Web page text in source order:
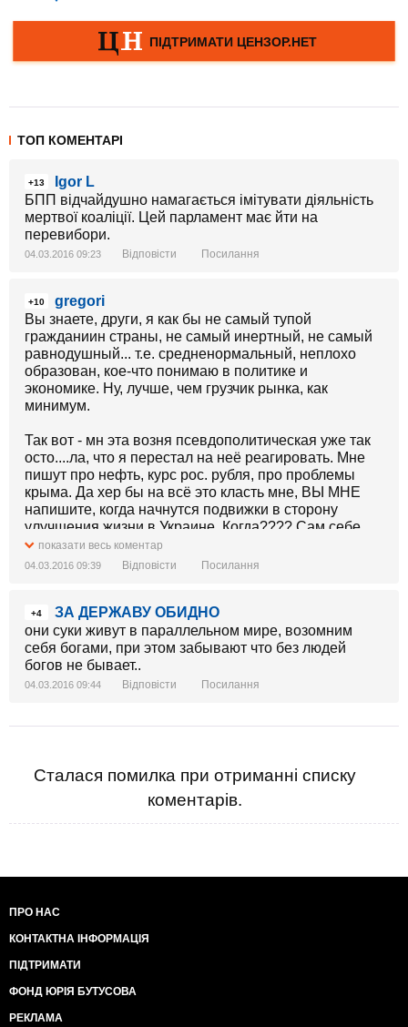
ТОП КОМЕНТАРІ
+13
Igor L
БПП відчайдушно намагається імітувати діяльність
мертвої коаліції. Цей парламент має йти на
перевибори.
04.03.2016 09:23 Відповісти Посилання
+10
gregori
Вы знаете, други, я как бы не самый тупой
гражданиин страны, не самый инертный, не самый
равнодушный... т.е. средненормальный, неплохо
образован, кое-что понимаю в политике и
экономике. Ну, лучше, чем грузчик рынка, как
минимум.
Так вот - мн эта возня псевдополитическая уже так
осто....ла, что я перестал на неё реагировать. Мне
пишут про нефть, курс рос. рубля, про проблемы
крыма. Да хер бы на всё это класть мне, ВЫ МНЕ
напишите, когда начнутся подвижки в сторону
улучшения жизни в Украине. Когда???? Сам себе
отвечаю - при нынешних - никогда. И тут - либо
впасть в апатию, что многие и делают, либо - снова
омерзительно, что новости из правительства и рады
просто вызывают тошноту. Пардон, но уже никакого
патриотизма не хватает.
показати весь коментар
04.03.2016 09:39 Відповісти Посилання
+4
ЗА ДЕРЖАВУ ОБИДНО
они суки живут в параллельном мире, возомним
себя богами, при этом забывают что без людей
богов не бывает..
04.03.2016 09:44 Відповісти Посилання
Сталася помилка при отриманні списку
коментарів.
ПРО НАС
КОНТАКТНА ІНФОРМАЦІЯ
ПІДТРИМАТИ
ФОНД ЮРІЯ БУТУСОВА
РЕКЛАМА